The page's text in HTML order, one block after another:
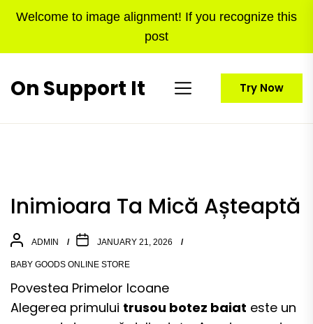
Welcome to image alignment! If you recognize this
post
On Support It Try Now
Inimioara Ta Mică Așteaptă
ADMIN JANUARY 21, 2026
BABY GOODS ONLINE STORE
Povestea Primelor Icoane
Alegerea primului trusou botez baiat este un